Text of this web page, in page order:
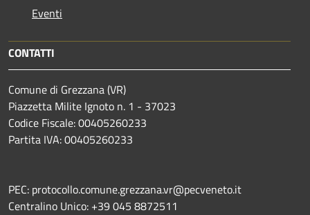
Eventi
CONTATTI
Comune di Grezzana (VR)
Piazzetta Milite Ignoto n. 1 - 37023
Codice Fiscale: 00405260233
Partita IVA: 00405260233
PEC: protocollo.comune.grezzana.vr@pecveneto.it
Centralino Unico: +39 045 8872511